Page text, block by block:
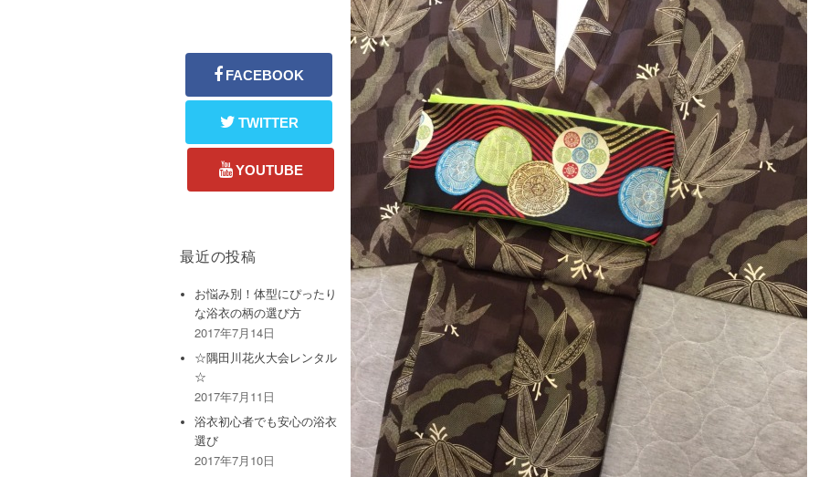
最近の投稿
お悩み別！体型にぴったり
な浴衣の柄の選び方
2017年7月14日
☆隅田川花火大会レンタル
☆
2017年7月11日
浴衣初心者でも安心の浴衣
選び
2017年7月10日